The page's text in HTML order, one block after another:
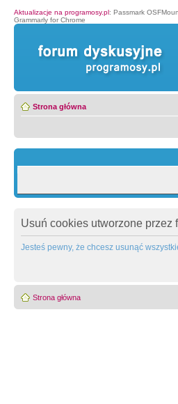
Aktualizacje na programosy.pl: Passmark
Grammarly for Chrome
Strona główna
Usuń cookies utworzone przez
Jesteś pewny, że chcesz usunąć
Strona główna